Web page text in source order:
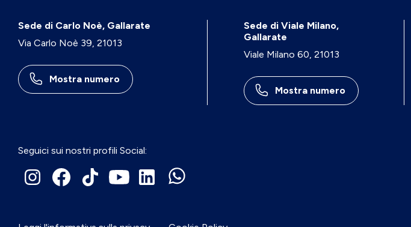
Sede di Carlo Noè, Gallarate
Via Carlo Noè 39, 21013
Mostra numero
Sede di Viale Milano,
Gallarate
Viale Milano 60, 21013
Mostra numero
Seguici sui nostri profili Social: